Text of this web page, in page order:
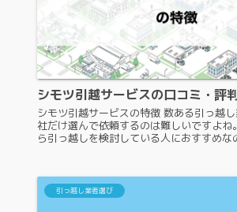
シモツ引越サービスの口コミ・評
シモツ引越サービスの特徴 数ある引っ越
社だけ選んで依頼するのは難しいですよね
ら引っ越しを検討している人におすすめな
引っ越し業者選び